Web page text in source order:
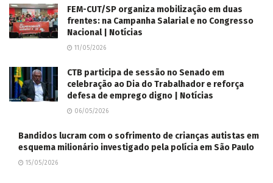
FEM-CUT/SP organiza mobilização em duas
frentes: na Campanha Salarial e no Congresso
Nacional | Notícias
11/05/2026
CTB participa de sessão no Senado em
celebração ao Dia do Trabalhador e reforça
defesa de emprego digno | Notícias
06/05/2026
Bandidos lucram com o sofrimento de crianças autistas em
esquema milionário investigado pela polícia em São Paulo
15/05/2026